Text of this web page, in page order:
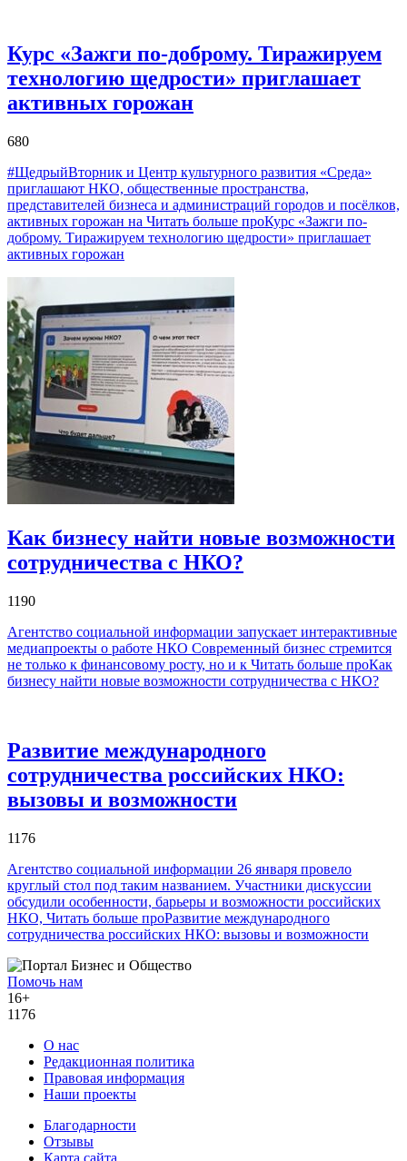
Курс «Зажги по-доброму. Тиражируем
технологию щедрости» приглашает
активных горожан
680
#ЩедрыйВторник и Центр культурного развития «Среда»
приглашают НКО, общественные пространства,
представителей бизнеса и администраций городов и посёлков,
активных горожан на Читать больше проКурс «Зажги по-
доброму. Тиражируем технологию щедрости» приглашает
активных горожан
Как бизнесу найти новые возможности
сотрудничества с НКО?
1190
Агентство социальной информации запускает интерактивные
медиапроекты о работе НКО Современный бизнес стремится
не только к финансовому росту, но и к Читать больше проКак
бизнесу найти новые возможности сотрудничества с НКО?
Развитие международного
сотрудничества российских НКО:
вызовы и возможности
1176
Агентство социальной информации 26 января провело
круглый стол под таким названием. Участники дискуссии
обсудили особенности, барьеры и возможности российских
НКО, Читать больше проРазвитие международного
сотрудничества российских НКО: вызовы и возможности
Помочь нам
16+
1176
О нас
Редакционная политика
Правовая информация
Наши проекты
Благодарности
Отзывы
Карта сайта